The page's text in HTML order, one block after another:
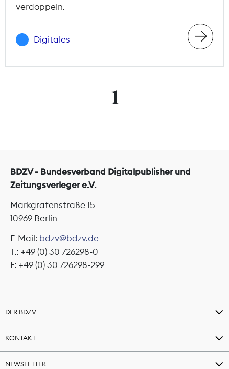
verdoppeln.
Digitales
1
BDZV - Bundesverband Digitalpublisher und
Zeitungsverleger e.V.
Markgrafenstraße 15
10969 Berlin
E-Mail: bdzv@bdzv.de
T.: +49 (0) 30 726298-0
F: +49 (0) 30 726298-299
DER BDZV
KONTAKT
NEWSLETTER